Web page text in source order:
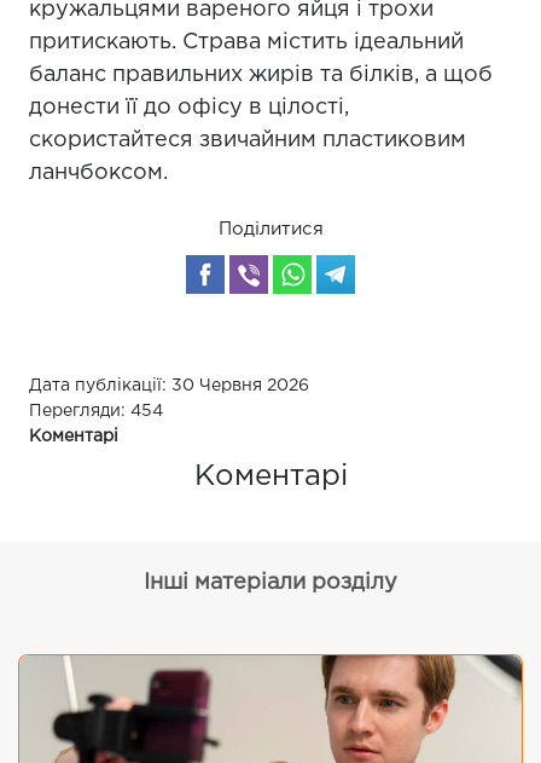
кружальцями вареного яйця і трохи
притискають. Страва містить ідеальний
баланс правильних жирів та білків, а щоб
донести її до офісу в цілості,
скористайтеся звичайним пластиковим
ланчбоксом.
Поділитися
Дата публікації: 30 Червня 2026
Перегляди: 454
Коментарі
Коментарі
Інші матеріали розділу